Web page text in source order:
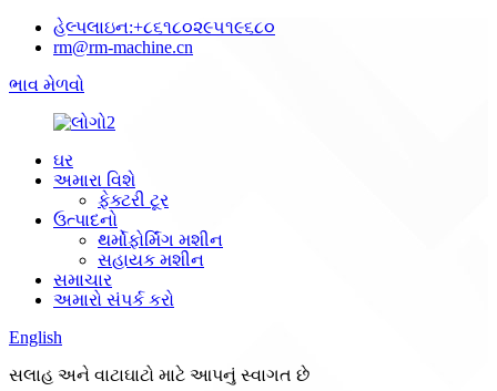
હેલ્પલાઇન:+૮૬૧૮૦૨૯૫૧૯૬૮૦
rm@rm-machine.cn
ભાવ મેળવો
ઘર
અમારા વિશે
ફેક્ટરી ટૂર
ઉત્પાદનો
થર્મોફોર્મિંગ મશીન
સહાયક મશીન
સમાચાર
અમારો સંપર્ક કરો
English
સલાહ અને વાટાઘાટો માટે આપનું સ્વાગત છે